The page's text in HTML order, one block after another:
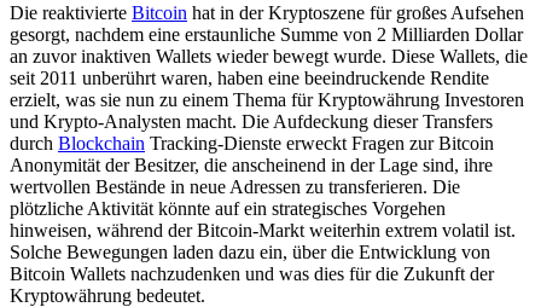
Die reaktivierte Bitcoin hat in der Kryptoszene für großes Aufsehen
gesorgt, nachdem eine erstaunliche Summe von 2 Milliarden Dollar
an zuvor inaktiven Wallets wieder bewegt wurde. Diese Wallets, die
seit 2011 unberührt waren, haben eine beeindruckende Rendite
erzielt, was sie nun zu einem Thema für Kryptowährung Investoren
und Krypto-Analysten macht. Die Aufdeckung dieser Transfers
durch Blockchain Tracking-Dienste erweckt Fragen zur Bitcoin
Anonymität der Besitzer, die anscheinend in der Lage sind, ihre
wertvollen Bestände in neue Adressen zu transferieren. Die
plötzliche Aktivität könnte auf ein strategisches Vorgehen
hinweisen, während der Bitcoin-Markt weiterhin extrem volatil ist.
Solche Bewegungen laden dazu ein, über die Entwicklung von
Bitcoin Wallets nachzudenken und was dies für die Zukunft der
Kryptowährung bedeutet.